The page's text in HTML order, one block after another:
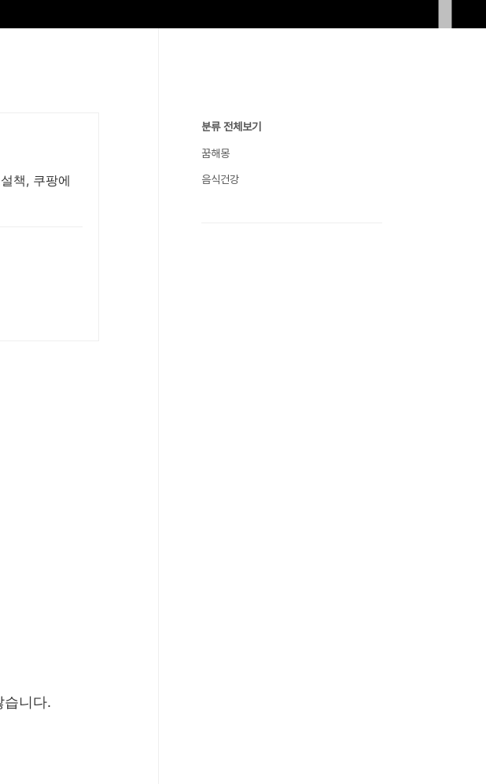
책, 쿠팡에
습니다.
분류 전체보기
꿈해몽
음식건강